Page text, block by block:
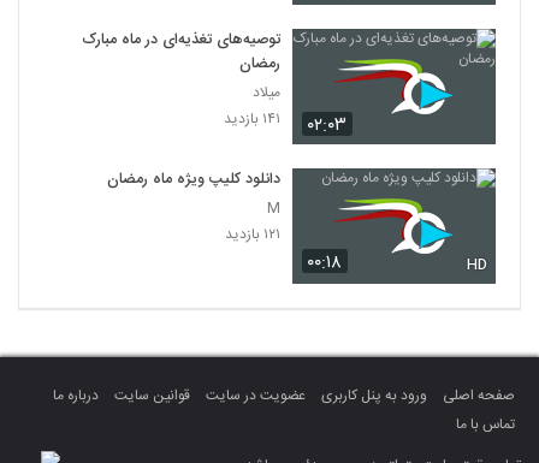
۰۲:۰۳
توصیه‌های تغذیه‌ای در ماه مبارک
رمضان
میلاد
۱۴۱ بازدید
۰۰:۱۸ HD
دانلود کلیپ ویژه ماه رمضان
M
۱۲۱ بازدید
صفحه اصلی ورود به پنل کاربری عضویت در سایت قوانین سایت
درباره ما
تماس با ما